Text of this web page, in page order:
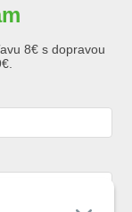
8€ s dopravou